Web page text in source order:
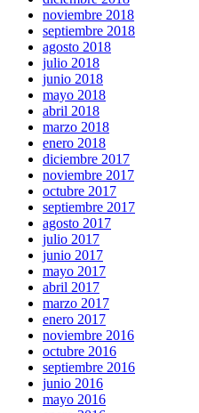
noviembre 2018
septiembre 2018
agosto 2018
julio 2018
junio 2018
mayo 2018
abril 2018
marzo 2018
enero 2018
diciembre 2017
noviembre 2017
octubre 2017
septiembre 2017
agosto 2017
julio 2017
junio 2017
mayo 2017
abril 2017
marzo 2017
enero 2017
noviembre 2016
octubre 2016
septiembre 2016
junio 2016
mayo 2016